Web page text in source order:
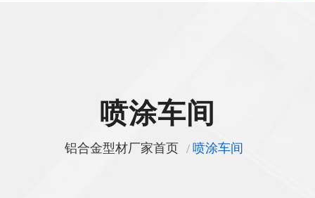
喷涂车间
铝合金型材厂家首页 喷涂车间